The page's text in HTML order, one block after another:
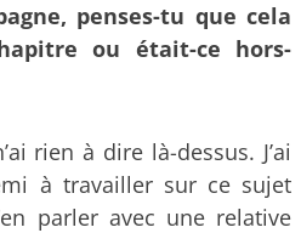
penses-tu que cela
ou était-ce hors-
rien à dire là-dessus. J’ai
à travailler sur ce sujet
parler avec une relative